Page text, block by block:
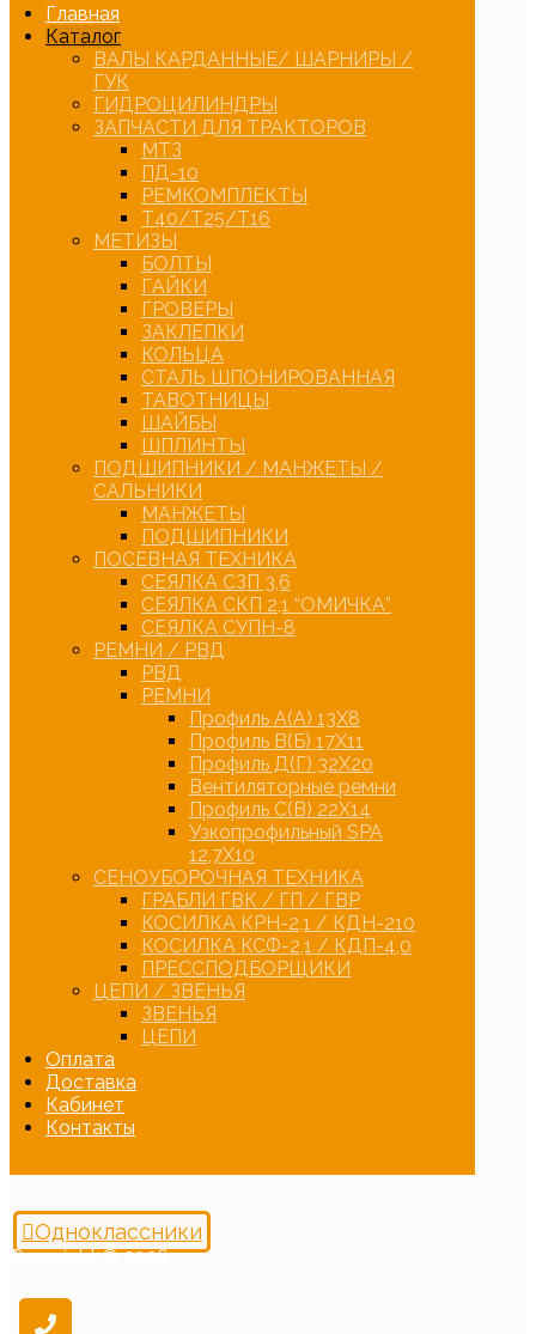
Главная
Каталог
ВАЛЫ КАРДАННЫЕ/ ШАРНИРЫ /
ГУК
ГИДРОЦИЛИНДРЫ
ЗАПЧАСТИ ДЛЯ ТРАКТОРОВ
МТЗ
ПД-10
РЕМКОМПЛЕКТЫ
Т40/Т25/Т16
МЕТИЗЫ
БОЛТЫ
ГАЙКИ
ГРОВЕРЫ
ЗАКЛЕПКИ
КОЛЬЦА
СТАЛЬ ШПОНИРОВАННАЯ
ТАВОТНИЦЫ
ШАЙБЫ
ШПЛИНТЫ
ПОДШИПНИКИ / МАНЖЕТЫ /
САЛЬНИКИ
МАНЖЕТЫ
ПОДШИПНИКИ
ПОСЕВНАЯ ТЕХНИКА
СЕЯЛКА СЗП 3,6
СЕЯЛКА СКП 2,1 “ОМИЧКА”
СЕЯЛКА СУПН-8
РЕМНИ / РВД
РВД
РЕМНИ
Профиль А(А) 13Х8
Профиль В(Б) 17Х11
Профиль Д(Г) 32Х20
Вентиляторные ремни
Профиль С(В) 22Х14
Узкопрофильный SPA
12,7Х10
СЕНОУБОРОЧНАЯ ТЕХНИКА
ГРАБЛИ ГВК / ГП / ГВР
КОСИЛКА КРН-2,1 / КДН-210
КОСИЛКА КСФ-2,1 / КДП-4,0
ПРЕССПОДБОРЩИКИ
ЦЕПИ / ЗВЕНЬЯ
ЗВЕНЬЯ
ЦЕПИ
Оплата
Доставка
Кабинет
Контакты
Одноклассники
Copyright © 2026